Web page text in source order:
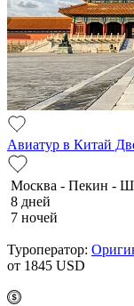
Авиатур в Китай
Москва - Пекин -
8 дней
7 ночей
Туроператор:
от 1845 USD